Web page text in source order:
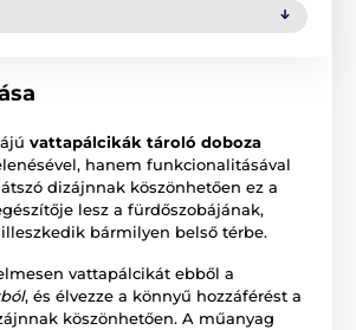
vattapálcikák tároló doboza
hanem funkcionalitásával
dizájnnak köszönhetően ez a
lesz a fürdőszobájának,
bármilyen belső térbe.
vattapálcikát ebből a
, és élvezze a könnyű hozzáférést a
köszönhetően. A műanyag